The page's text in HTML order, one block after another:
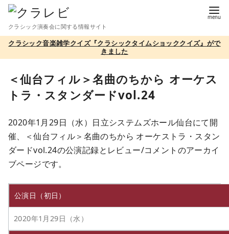
テ
ツ
クラシック演奏会に関する情報サイト
クラシック音楽雑学クイズ『クラシックタイムショッククイズ』がで
きました
＜仙台フィル＞名曲のちから オーケス
トラ・スタンダードvol.24
2020年1月29日（水）日立システムズホール仙台にて開
催、＜仙台フィル＞名曲のちから オーケストラ・スタン
ダードvol.24の公演記録とレビュー/コメントのアーカイ
ブページです。
公演日（初日）
2020年1月29日（水）